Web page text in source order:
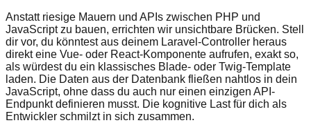
Anstatt riesige Mauern und APIs zwischen PHP und
JavaScript zu bauen, errichten wir unsichtbare Brücken. Stell
dir vor, du könntest aus deinem Laravel-Controller heraus
direkt eine Vue- oder React-Komponente aufrufen, exakt so,
als würdest du ein klassisches Blade- oder Twig-Template
laden. Die Daten aus der Datenbank fließen nahtlos in dein
JavaScript, ohne dass du auch nur einen einzigen API-
Endpunkt definieren musst. Die kognitive Last für dich als
Entwickler schmilzt in sich zusammen.